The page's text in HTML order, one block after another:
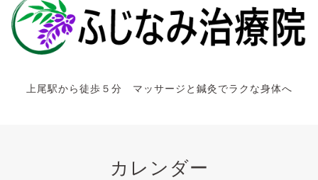
上尾駅から徒歩５分 マッサージと鍼灸でラクな身体へ
カレンダー